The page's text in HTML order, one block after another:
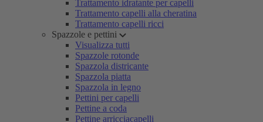
Trattamento idratante per capelli
Trattamento capelli alla cheratina
Trattamento capelli ricci
Spazzole e pettini
Visualizza tutti
Spazzole rotonde
Spazzola districante
Spazzola piatta
Spazzola in legno
Pettini per capelli
Pettine a coda
Pettine arricciacapelli